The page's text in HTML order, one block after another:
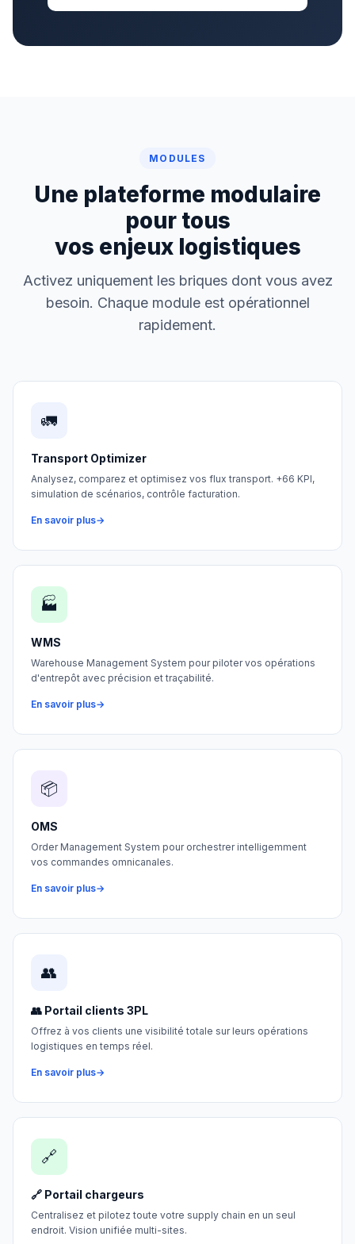
MODULES
Une plateforme modulaire
pour tous
vos enjeux logistiques
Activez uniquement les briques dont vous avez
besoin. Chaque module est opérationnel
rapidement.
🚛
Transport Optimizer
Analysez, comparez et optimisez vos flux transport. +66 KPI,
simulation de scénarios, contrôle facturation.
En savoir plus
🏭
WMS
Warehouse Management System pour piloter vos opérations
d'entrepôt avec précision et traçabilité.
En savoir plus
📦
OMS
Order Management System pour orchestrer intelligemment
vos commandes omnicanales.
En savoir plus
👥
👥 Portail clients 3PL
Offrez à vos clients une visibilité totale sur leurs opérations
logistiques en temps réel.
En savoir plus
🔗
🔗 Portail chargeurs
Centralisez et pilotez toute votre supply chain en un seul
endroit. Vision unifiée multi-sites.